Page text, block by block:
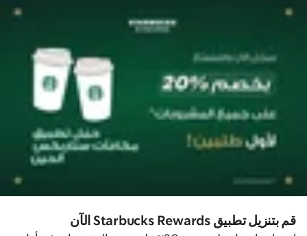
قم بتنزيل تطبيق Starbucks Rewards الآن